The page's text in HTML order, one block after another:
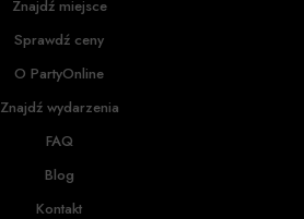
Znajdź miejsce
Sprawdź ceny
O PartyOnline
Znajdź wydarzenia
FAQ
Blog
Kontakt